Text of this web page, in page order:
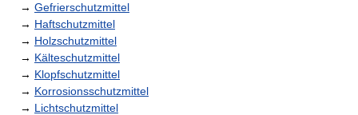
→ Gefrierschutzmittel
→ Haftschutzmittel
→ Holzschutzmittel
→ Kälteschutzmittel
→ Klopfschutzmittel
→ Korrosionsschutzmittel
→ Lichtschutzmittel